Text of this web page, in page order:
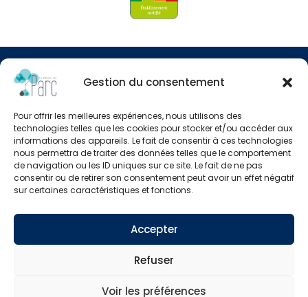
Gestion du consentement
Pour offrir les meilleures expériences, nous utilisons des
technologies telles que les cookies pour stocker et/ou accéder aux
informations des appareils. Le fait de consentir à ces technologies
nous permettra de traiter des données telles que le comportement
de navigation ou les ID uniques sur ce site. Le fait de ne pas
consentir ou de retirer son consentement peut avoir un effet négatif
sur certaines caractéristiques et fonctions.
Accepter
Refuser
Voir les préférences
© Clinipole
Annuaire praticiens
Plan du site
Mentions légales